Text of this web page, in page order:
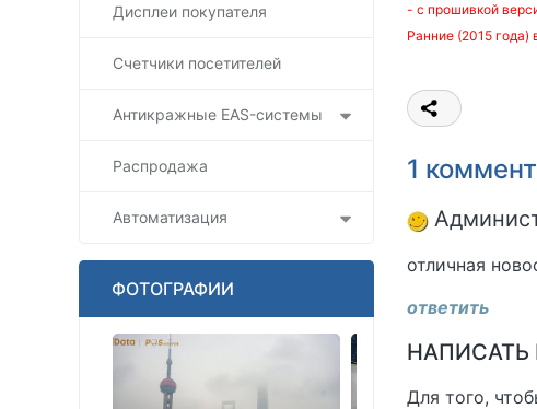
- c прошивкой
Ранние (2015 года)
1
отличная
ответить
Для того,
Дисплеи покупателя
Счетчики посетителей
Антикражные EAS-системы
Распродажа
Автоматизация
ФОТОГРАФИИ